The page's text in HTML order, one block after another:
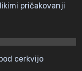
pričakovanji
cerkvijo